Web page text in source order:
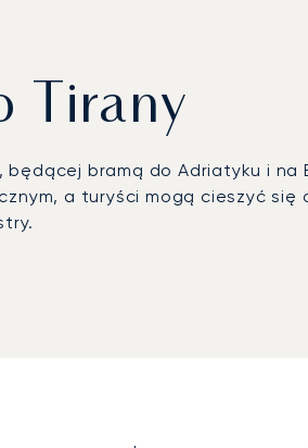
Tirany
, będącej bramą do Adriatyku i na
a turyści mogą cieszyć się
centrum miasta, które